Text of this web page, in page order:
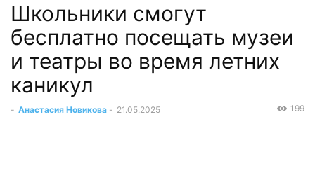
Школьники смогут
бесплатно посещать музеи
и театры во время летних
каникул
- Анастасия Новикова - 21.05.2025 199